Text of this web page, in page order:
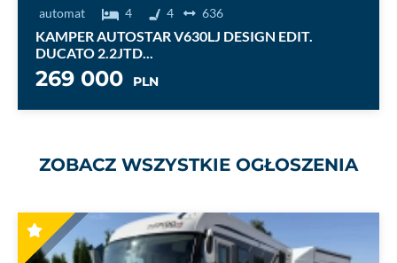
Sprzedam przyczepę KNAUS ROYALE 580
49 000 PLN
ZOBACZ WSZYSTKIE OGŁOSZENIA